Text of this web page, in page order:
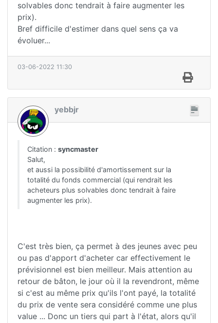
solvables donc tendrait à faire augmenter les
prix).
Bref difficile d'estimer dans quel sens ça va
évoluer...
03-06-2022 11:30
yebbjr
Citation : syncmaster
Salut,
et aussi la possibilité d'amortissement sur la
totalité du fonds commercial (qui rendrait les
acheteurs plus solvables donc tendrait à faire
augmenter les prix).
C'est très bien, ça permet à des jeunes avec peu
ou pas d'apport d'acheter car effectivement le
prévisionnel est bien meilleur. Mais attention au
retour de bâton, le jour où il la revendront, même
si c'est au même prix qu'ils l'ont payé, la totalité
du prix de vente sera considéré comme une plus
value ... Donc un tiers qui part à l'état, alors qu'il